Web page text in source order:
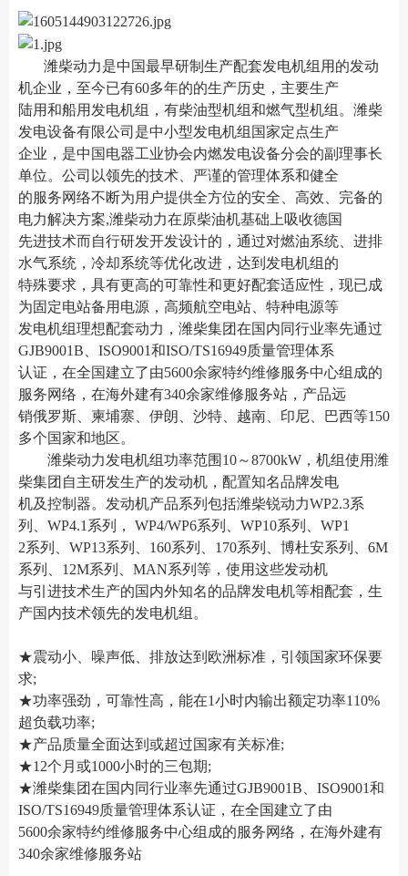
潍柴动力是中国最早研制生产配套发电机组用的发动
机企业，至今已有60多年的的生产历史，主要生产
陆用和船用发电机组，有柴油型机组和燃气型机组。潍柴
发电设备有限公司是中小型发电机组国家定点生产
企业，是中国电器工业协会内燃发电设备分会的副理事长
单位。公司以领先的技术、严谨的管理体系和健全
的服务网络不断为用户提供全方位的安全、高效、完备的
电力解决方案,潍柴动力在原柴油机基础上吸收德国
先进技术而自行研发开发设计的，通过对燃油系统、进排
水气系统，冷却系统等优化改进，达到发电机组的
特殊要求，具有更高的可靠性和更好配套适应性，现已成
为固定电站备用电源，高频航空电站、特种电源等
发电机组理想配套动力，潍柴集团在国内同行业率先通过
GJB9001B、ISO9001和ISO/TS16949质量管理体系
认证，在全国建立了由5600余家特约维修服务中心组成的
服务网络，在海外建有340余家维修服务站，产品远
销俄罗斯、柬埔寨、伊朗、沙特、越南、印尼、巴西等150
多个国家和地区。
潍柴动力发电机组功率范围10～8700kW，机组使用潍
柴集团自主研发生产的发动机，配置知名品牌发电
机及控制器。发动机产品系列包括潍柴锐动力WP2.3系
列、WP4.1系列， WP4/WP6系列、WP10系列、WP1
2系列、WP13系列、160系列、170系列、博杜安系列、6M
系列、12M系列、MAN系列等，使用这些发动机
与引进技术生产的国内外知名的品牌发电机等相配套，生
产国内技术领先的发电机组。
★震动小、噪声低、排放达到欧洲标准，引领国家环保要
求;
★功率强劲，可靠性高，能在1小时内输出额定功率110%
超负载功率;
★产品质量全面达到或超过国家有关标准;
★12个月或1000小时的三包期;
★潍柴集团在国内同行业率先通过GJB9001B、ISO9001和
ISO/TS16949质量管理体系认证，在全国建立了由
5600余家特约维修服务中心组成的服务网络，在海外建有
340余家维修服务站